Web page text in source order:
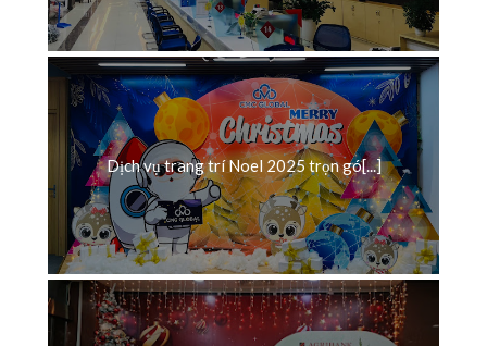
Dịch vụ trang trí Noel 2025 trọn gó[...]